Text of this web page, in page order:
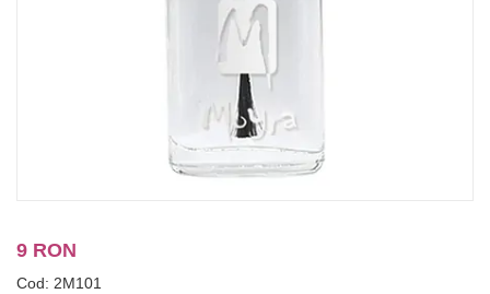
9 RON
Cod: 2M101